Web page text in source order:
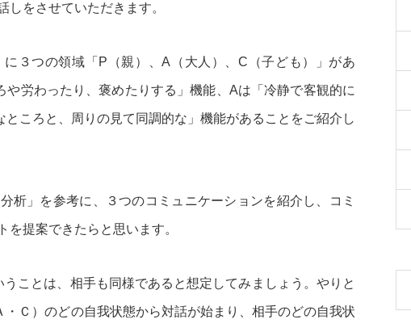
をさせていただきます。
３つの領域「P（親）、A（大人）、C（子ども）」があ
や労わったり、褒めたりする」機能、Aは「冷静で客観的に
ころと、周りの見て同調的な」機能があることをご紹介し
析」を参考に、３つのコミュニケーションを紹介し、コミ
を提案できたらと思います。
ことは、相手も同様であると想定してみましょう。やりと
Ｃ）のどの自我状態から対話が始まり、相手のどの自我状